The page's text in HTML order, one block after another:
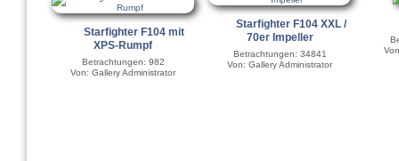
Starfighter F104 mit
XPS-Rumpf
Betrachtungen: 982
Von: Gallery Administrator
Starfighter F104 XXL /
70er Impeller
Betrachtungen: 34841
Von: Gallery Administrator